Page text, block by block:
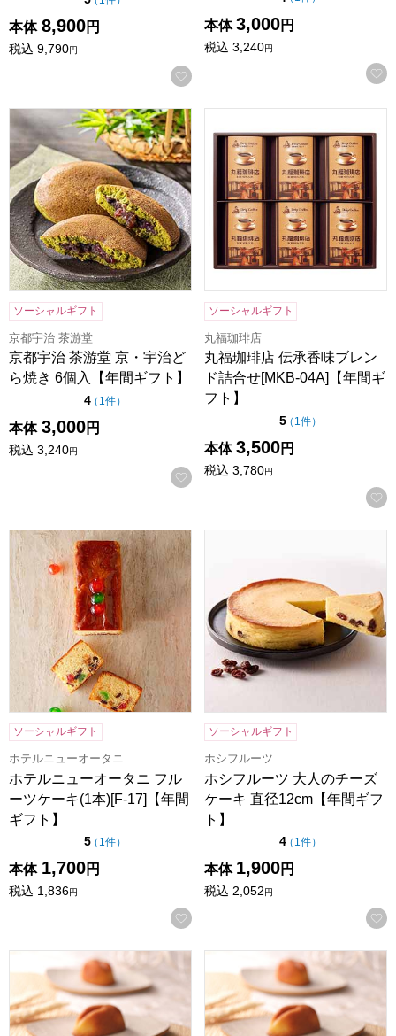
本体 8,900円
税込 9,790円
お気に入りに登録する
本体 3,000円
税込 3,240円
京都宇治 茶游堂 京・宇治どら焼き 6個入【年間ギフト】
ソーシャルギフト
京都宇治 茶游堂
京都宇治 茶游堂 京・宇治ど
ら焼き 6個入【年間ギフト】
4点（5点満点中）
（ 1件の評価
）
本体 3,000円
税込 3,240円
お気に入りに登録する
ソーシャルギフト
丸福珈琲店
丸福珈琲店 伝承香味ブレン
ド詰合せ[MKB-04A]【年間ギ
フト】
5点（5点満点中）
（ 1件の評価
）
本体 3,500円
税込 3,780円
ホテルニューオータニ フルーツケーキ(1本)[F-17]【年間ギフ
ソーシャルギフト
ホテルニューオータニ
ホテルニューオータニ フル
ーツケーキ(1本)[F-17]【年間
ギフト】
5点（5点満点中）
（ 1件の評価
）
本体 1,700円
税込 1,836円
お気に入りに登録する
ソーシャルギフト
ホシフルーツ
ホシフルーツ 大人のチーズ
ケーキ 直径12cm【年間ギフ
ト】
4点（5点満点中）
（ 1件の評価
）
本体 1,900円
税込 2,052円
寿製菓 白ウサギフィナンシェ 12個入【年間ギフト】
寿製菓 白ウサギフィナンシ